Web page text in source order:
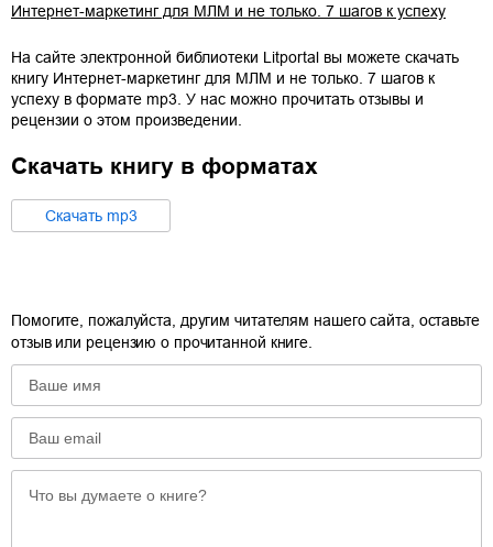
Интернет-маркетинг для МЛМ и не только. 7 шагов к успеху
На сайте электронной библиотеки Litportal вы можете скачать
книгу Интернет-маркетинг для МЛМ и не только. 7 шагов к
успеху в формате mp3 . У нас можно прочитать отзывы и
рецензии о этом произведении.
Скачать книгу в форматах
Cкачать mp3
Помогите, пожалуйста, другим читателям нашего сайта, оставьте
отзыв или рецензию о прочитанной книге.